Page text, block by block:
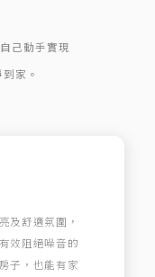
己動手實現
家。
及舒適氛圍，
效阻絕噪音的
子，也能有家